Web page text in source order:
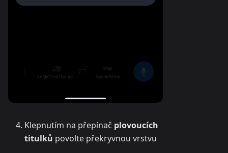
Klepnutím na přepínač plovoucích
titulků povolte překryvnou vrstvu